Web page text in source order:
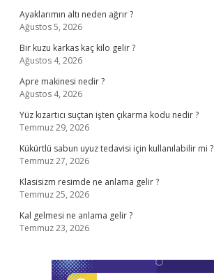
Ayaklarımın altı neden ağrır ?
Ağustos 5, 2026
Bir kuzu karkas kaç kilo gelir ?
Ağustos 4, 2026
Apre makinesi nedir ?
Ağustos 4, 2026
Yüz kızartıcı suçtan işten çıkarma kodu nedir ?
Temmuz 29, 2026
Kükürtlü sabun uyuz tedavisi için kullanılabilir mi ?
Temmuz 27, 2026
Klasisizm resimde ne anlama gelir ?
Temmuz 25, 2026
Kal gelmesi ne anlama gelir ?
Temmuz 23, 2026